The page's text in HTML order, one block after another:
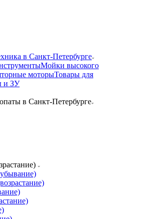
в Санкт-Петербурге
Мойки высокого
моторыТовары для
и ЗУ
в Санкт-Петербурге